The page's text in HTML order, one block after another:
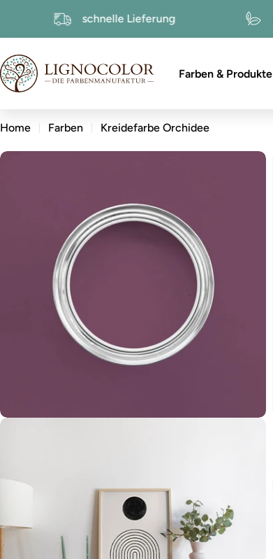
schnelle Lieferung
Farben & Produkte
Home Farben Kreidefarbe Orchidee
Sie das Medium 0 im Modalformat